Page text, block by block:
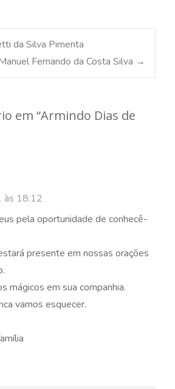
da Silva Pimenta
Fernando da Costa Silva →
em “Armindo Dias de
às 18:12
pela oportunidade de conhecê-
presente em nossas orações
mágicos em sua companhia.
vamos esquecer.